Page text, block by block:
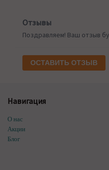
Отзывы
Поздравляем! Ваш отзыв
ОСТАВИТЬ ОТЗЫВ
Навигация
О нас
Акции
Блог